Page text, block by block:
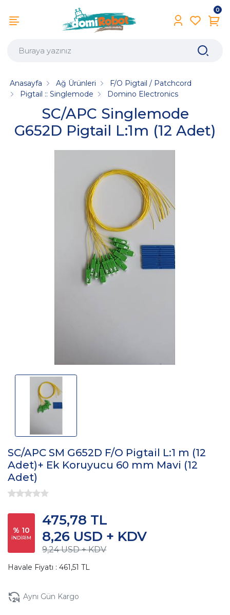
0
SC/APC Singlemode
G652D Pigtail L:1m (12 Adet)
Anasayfa Ağ Ürünleri
F/O Pigtail / Patchcord
Pigtail :: Singlemode
Domino Electronics
SC/APC SM G652D F/O Pigtail L:1 m (12
Adet)+ Ek Koruyucu 60 mm Mavi (12
Adet)
% 10
İNDİRİM
9,24 USD + KDV
8,26 USD + KDV
475,78 TL
Havale Fiyatı : 461,51 TL
Aynı Gün Kargo